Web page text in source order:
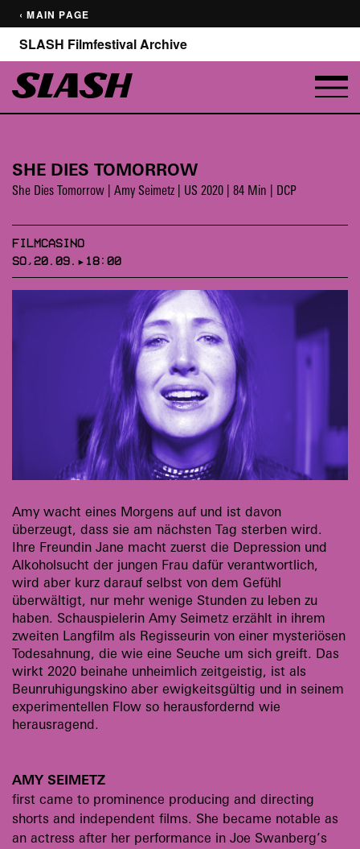
‹ MAIN PAGE
SLASH Filmfestival Archive
SHE DIES TOMORROW
She Dies Tomorrow | Amy Seimetz | US 2020 | 84 Min | DCP
FILMCASINO
SO,20.09.▸18:00
Amy wacht eines Morgens auf und ist davon
überzeugt, dass sie am nächsten Tag sterben wird.
Ihre Freundin Jane macht zuerst die Depression und
Alkoholsucht der jungen Frau dafür verantwortlich,
wird aber kurz darauf selbst von dem Gefühl
überwältigt, nur mehr wenige Stunden zu leben zu
haben. Schauspielerin Amy Seimetz erzählt in ihrem
zweiten Langfilm als Regisseurin von einer mysteriösen
Todesahnung, die wie eine Seuche um sich greift. Das
wirkt 2020 beinahe unheimlich zeitgeistig, ist als
Beunruhigungskino aber ewigkeitsgültig und in seinem
experimentellen Flow so herausfordernd wie
herausragend.
AMY SEIMETZ
first came to prominence producing and directing
shorts and independent films. She became notable as
an actress after her performance in Joe Swanberg’s